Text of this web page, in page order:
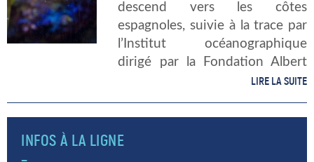
descend vers les côtes
espagnoles, suivie à la trace par
l’Institut océanographique
dirigé par la Fondation Albert
1er. Son histoire a marqué
scientifiques. En avril 2014,
Rana est trouvée dans le port
LIRE LA SUITE
INFOS À LA LIGNE